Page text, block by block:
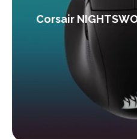
Corsair